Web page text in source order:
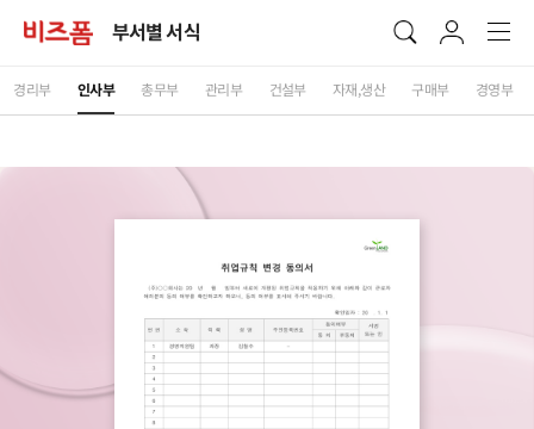
부서별 서식
경리부 인사부 총무부 관리부 건설부 자재,생산 구매부 경영부